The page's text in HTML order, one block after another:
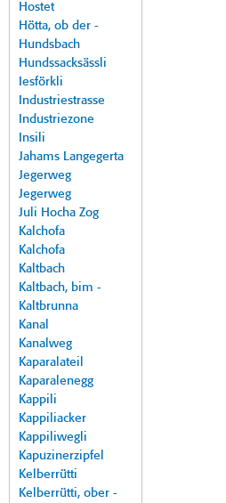
Hostet
Hötta, ob der -
Hundsbach
Hundssacksässli
Iesförkli
Industriestrasse
Industriezone
Insili
Jahams Langegerta
Jegerweg
Jegerweg
Juli Hocha Zog
Kalchofa
Kalchofa
Kaltbach
Kaltbach, bim -
Kaltbrunna
Kanal
Kanalweg
Kaparalateil
Kaparalenegg
Kappili
Kappiliacker
Kappiliwegli
Kapuzinerzipfel
Kelberrütti
Kelberrütti, ober -